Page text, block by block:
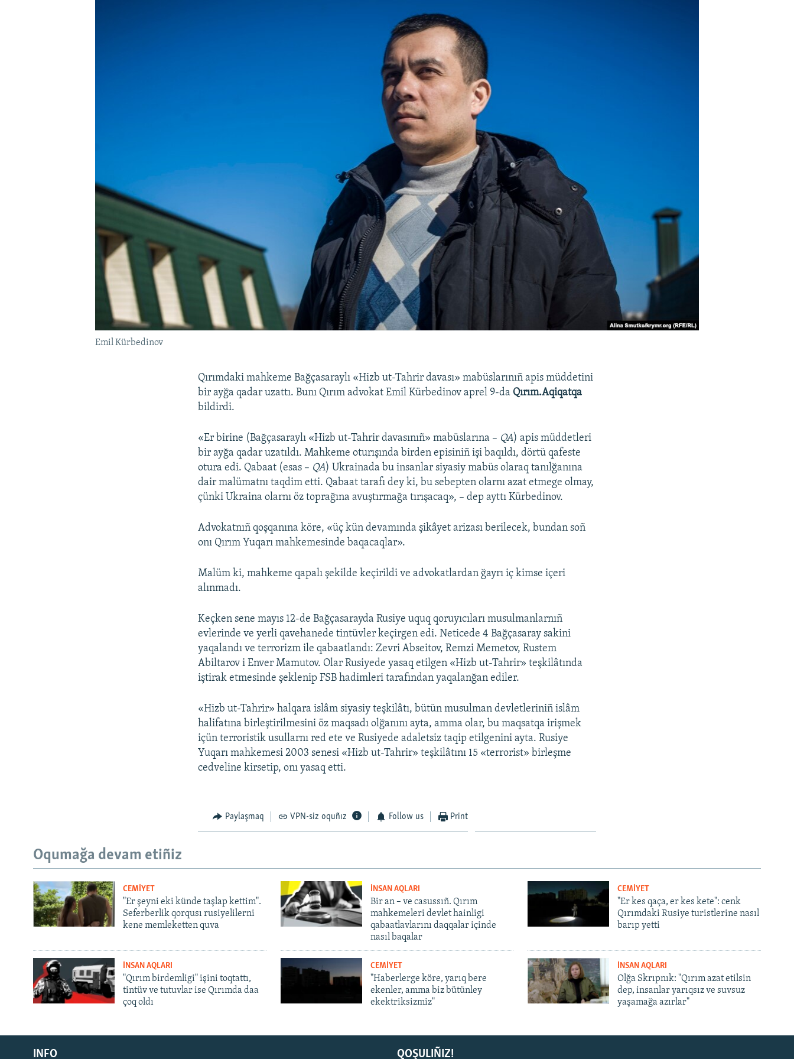
Русский
Українською
Emil Kürbedinov
Qırımdaki mahkeme Bağçasaraylı «Hizb ut-Tahrir davası» mabüslarınıñ apis müddetini
bir ayğa qadar uzattı. Bunı Qırım advokat Emil Kürbedinov aprel 9-da Qırım.Aqiqatqa
bildirdi.
«Er birine (Bağçasaraylı «Hizb ut-Tahrir davasınıñ» mabüslarına – QA) apis müddetleri
bir ayğa qadar uzatıldı. Mahkeme oturışında birden episiniñ işi baqıldı, dörtü qafeste
otura edi. Qabaat (esas – QA) Ukrainada bu insanlar siyasiy mabüs olaraq tanılğanına
dair malümatnı taqdim etti. Qabaat tarafı dey ki, bu sebepten olarnı azat etmege olmay,
çünki Ukraina olarnı öz toprağına avuştırmağa tırışacaq», – dep ayttı Kürbedinov.
Advokatnıñ qoşqanına köre, «üç kün devamında şikâyet arizası berilecek, bundan soñ
onı Qırım Yuqarı mahkemesinde baqacaqlar».
Malüm ki, mahkeme qapalı şekilde keçirildi ve advokatlardan ğayrı iç kimse içeri
alınmadı.
Keçken sene mayıs 12-de Bağçasarayda Rusiye uquq qoruyıcıları musulmanlarnıñ
evlerinde ve yerli qavehanede tintüvler keçirgen edi. Neticede 4 Bağçasaray sakini
yaqalandı ve terrorizm ile qabaatlandı: Zevri Abseitov, Remzi Memetov, Rustem
Abiltarov i Enver Mamutov. Olar Rusiyede yasaq etilgen «Hizb ut-Tahrir» teşkilâtında
iştirak etmesinde şeklenip FSB hadimleri tarafından yaqalanğan ediler.
«Hizb ut-Tahrir» halqara islâm siyasiy teşkilâtı, bütün musulman devletleriniñ islâm
halifatına birleştirilmesini öz maqsadı olğanını ayta, amma olar, bu maqsatqa irişmek
içün terroristik usullarnı red ete ve Rusiyede adaletsiz taqip etilgenini ayta. Rusiye
Yuqarı mahkemesi 2003 senesi «Hizb ut-Tahrir» teşkilâtını 15 «terrorist» birleşme
cedveline kirsetip, onı yasaq etti.
Paylaşmaq VPN-siz oquñız Follow us Print
Oqumağa devam etiñiz
CEMİYET
"Er şeyni eki künde taşlap kettim".
Seferberlik qorqusı rusiyelilerni
kene memleketten quva
İNSAN AQLARI
Bir an – ve casussıñ. Qırım
mahkemeleri devlet hainligi
qabaatlavlarını daqqalar içinde
nasıl baqalar
CEMİYET
"Er kes qaça, er kes kete": cenk
Qırımdaki Rusiye turistlerine nasıl
barıp yetti
İNSAN AQLARI
"Qırım birdemligi" işini toqtattı,
tintüv ve tutuvlar ise Qırımda daa
çoq oldı
CEMİYET
"Haberlerge köre, yarıq bere
ekenler, amma biz bütünley
ekektriksizmiz"
İNSAN AQLARI
Olğa Skrıpnık: "Qırım azat etilsin
dep, insanlar yarıqsız ve suvsuz
yaşamağa azırlar"
QOŞULIÑIZ!
INFO